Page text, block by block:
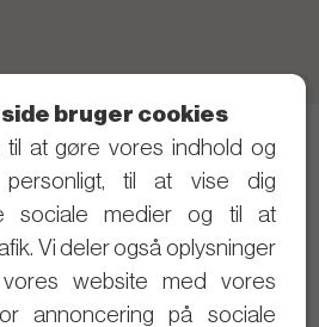
gerne SMS først)
arbejde
referater
bruger cookies
til at gøre vores indhold og
til at vise dig
sociale medier og til at
Vi deler også oplysninger
website med vores
annoncering på sociale